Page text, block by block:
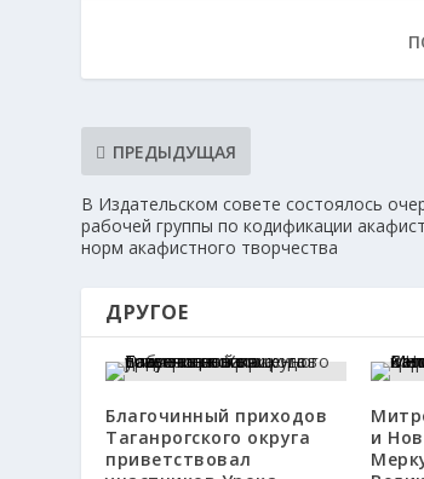
ПРЕДЫДУЩАЯ
В Издательском совете состоялось
рабочей группы по кодификации
норм акафистного творчества
ДРУГОЕ
Благочинный приходов
Таганрогского округа
приветствовал
и